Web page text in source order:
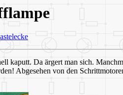
kaputt. Da ärgert man sich.
Abgesehen von den